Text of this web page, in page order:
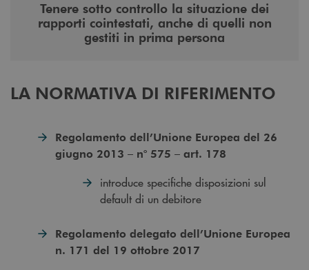
Tenere sotto controllo la situazione dei
rapporti cointestati, anche di quelli non
gestiti in prima persona
LA NORMATIVA DI RIFERIMENTO
Regolamento dell’Unione Europea del 26
giugno 2013 – n° 575 – art. 178
introduce specifiche disposizioni sul
default di un debitore
Regolamento delegato dell’Unione Europea
n. 171 del 19 ottobre 2017